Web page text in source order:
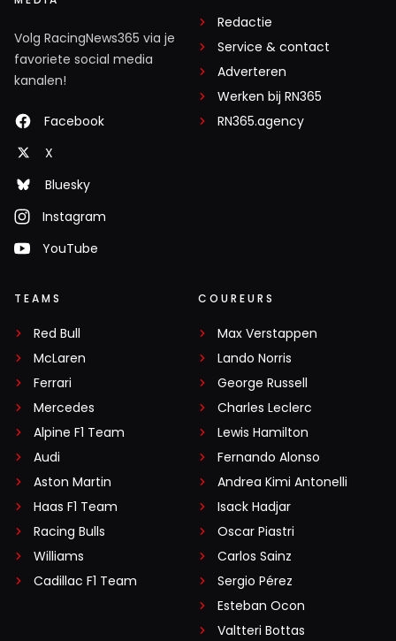
Volg RacingNews365 via je
favoriete social media
kanalen!
Facebook
X
Bluesky
Instagram
YouTube
Redactie
Service & contact
Adverteren
Werken bij RN365
RN365.agency
TEAMS
Red Bull
McLaren
Ferrari
Mercedes
Alpine F1 Team
Audi
Aston Martin
Haas F1 Team
Racing Bulls
Williams
Cadillac F1 Team
COUREURS
Max Verstappen
Lando Norris
George Russell
Charles Leclerc
Lewis Hamilton
Fernando Alonso
Andrea Kimi Antonelli
Isack Hadjar
Oscar Piastri
Carlos Sainz
Sergio Pérez
Esteban Ocon
Valtteri Bottas